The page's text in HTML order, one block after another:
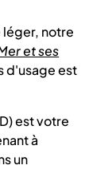
léger, notre
et ses
d'usage est
est votre
à
un